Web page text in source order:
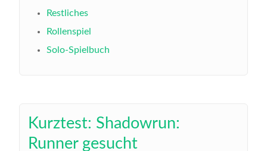
Restliches
Rollenspiel
Solo-Spielbuch
Kurztest: Shadowrun:
Runner gesucht